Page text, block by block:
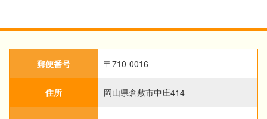
郵便番号 〒710-0016
住所 岡山県倉敷市中庄414